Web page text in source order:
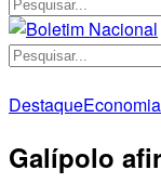
DestaqueEconomia
Galípolo